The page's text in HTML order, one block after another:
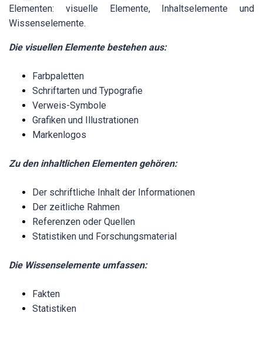
Elementen: visuelle Elemente, Inhaltselemente und
Wissenselemente.
Die visuellen Elemente bestehen aus:
Farbpaletten
Schriftarten und Typografie
Verweis-Symbole
Grafiken und Illustrationen
Markenlogos
Zu den inhaltlichen Elementen gehören:
Der schriftliche Inhalt der Informationen
Der zeitliche Rahmen
Referenzen oder Quellen
Statistiken und Forschungsmaterial
Die Wissenselemente umfassen:
Fakten
Statistiken